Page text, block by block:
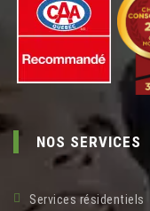
NOS SERVICES
Services résidentiels